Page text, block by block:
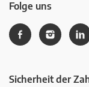
Folge uns
Sicherheit der